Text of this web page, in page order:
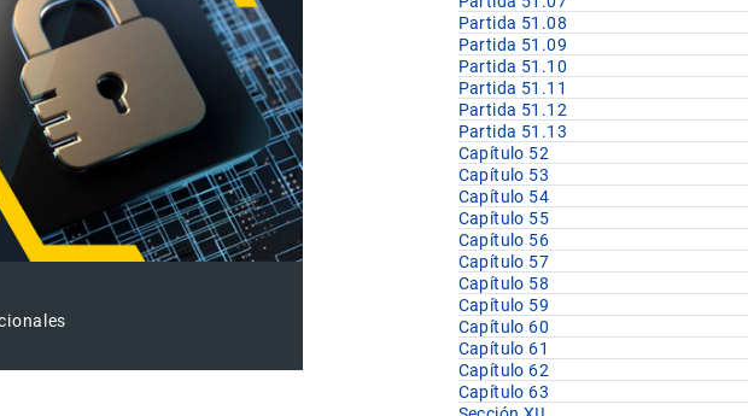
Partida 51.08
Partida 51.09
Partida 51.10
Partida 51.11
Partida 51.12
Partida 51.13
Capítulo 52
Capítulo 53
Capítulo 54
Capítulo 55
Capítulo 56
Capítulo 57
Capítulo 58
Capítulo 59
Capítulo 60
Capítulo 61
Capítulo 62
Capítulo 63